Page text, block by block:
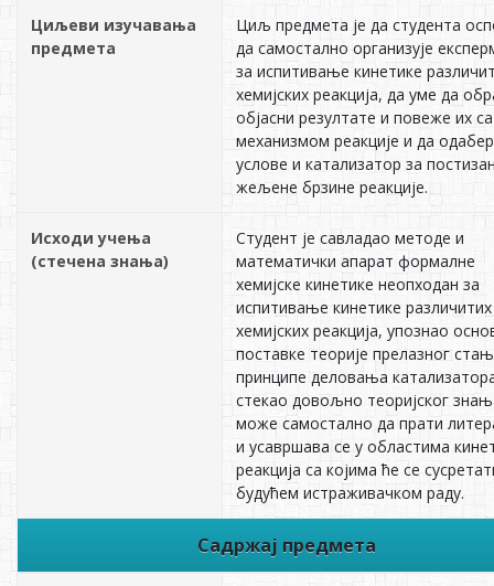
Циљеви изучавања
предмета
Циљ предмета је да студента
да самостално организује
за испитивање кинетике
хемијских реакција, да уме да
објасни резултате и повеже их са
механизмом реакције и да
услове и катализатор за
жељене брзине реакције.
Исходи учења
(стечена знања)
Студент је савладао методе и
математички апарат формалне
хемијске кинетике неопходан за
испитивање кинетике различитих
хемијских реакција, упознао
поставке теорије прелазног
принципе деловања
стекао довољно теоријског
може самостално да прати
и усавршава се у областима
реакција са којима ће се
будућем истраживачком раду.
Садржај предмета